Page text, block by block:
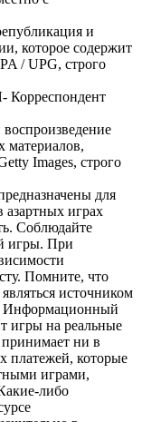
и
которое содержит
/ UPG, строго
Корреспондент
материалов,
Images, строго
для
азартных играх
Соблюдайте
игры. При
Помните, что
источником
Информационный
игры на реальные
ни в
платежей, которые
играми,
либо